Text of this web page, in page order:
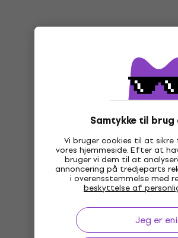
Samtykke til
Vi bruger cookies til at
vores hjemmeside. Efter at
bruger vi dem til at
annoncering på tredjeparts
i overensstemmelse med
beskyttelse af
Jeg er